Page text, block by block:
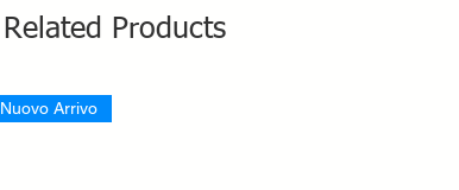
Related Products
Nuovo Arrivo